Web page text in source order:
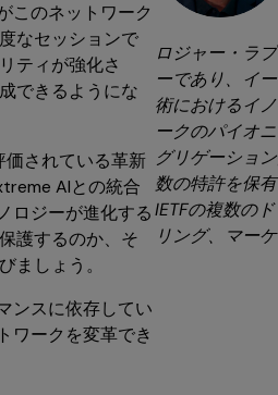
このネットワーク
なセッションで
ティが強化さ
できるようにな
されている革新
AIとの統合
ロジーが進化する
護するのか、そ
ましょう。
ンスに依存してい
ワークを変革でき
ロジャー・ラ
ーであり、イ
術におけるイ
ークのパイオ
グリゲーショ
数の特許を保
IETFの複数の
リング、マー